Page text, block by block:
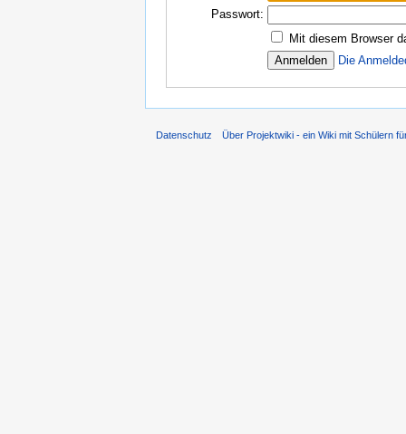
Passwort:
Mit diesem Browser
Die
Datenschutz Über Projektwiki - ein Wiki mit Schülern